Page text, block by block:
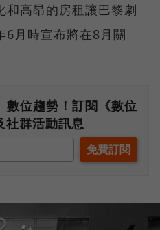
和高昂的房租讓巴黎劇
6月時宣布將在8月關
位趨勢！訂閱《數位
社群活動訊息